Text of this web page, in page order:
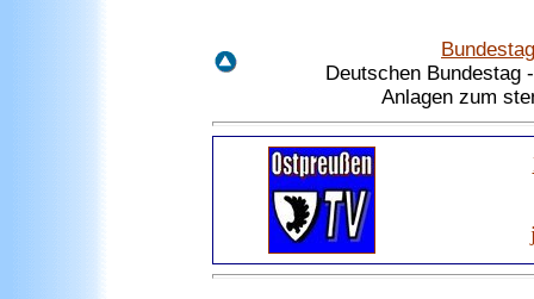
Deutschen Bundestag
Anlagen zum